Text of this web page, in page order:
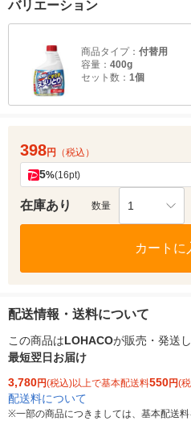
バリエーション
商品タイプ： 付替用
容量： 400g
セット数： 1個
398円 （税込）
5%(16pt)
在庫あり 数量 1
カートに
配送情報・送料について
この商品はLOHACOが販売・発送し
最短翌日お届け
3,780円(税込)以上で基本配送料550円(
配送料について
※一部の商品につきましては、基本配送料